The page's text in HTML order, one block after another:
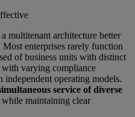
multitenant architecture better
enterprises rarely function
of business units with distinct
with varying compliance
independent operating models.
service of diverse
while maintaining clear